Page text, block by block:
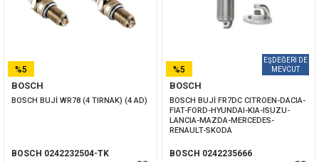
BOSCH
BOSCH BUJİ WR78 (4 TIRNAK) (4 AD)
BOSCH 0242232504-TK
%5
İNDIRIM
BOSCH
BOSCH BUJİ FR7DC CITROEN-DACIA-
FIAT-FORD-HYUNDAI-KIA-ISUZU-
LANCIA-MAZDA-MERCEDES-
RENAULT-SKODA
BOSCH 0242235666
%5
İNDIRIM